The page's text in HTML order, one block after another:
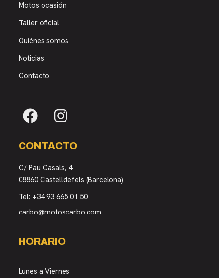
Motos ocasión
Taller oficial
Quiénes somos
Noticias
Contacto
CONTACTO
C/ Pau Casals, 4
08860 Castelldefels (Barcelona)
Tel: +34 93 665 01 50
carbo@motoscarbo.com
HORARIO
Lunes a Viernes